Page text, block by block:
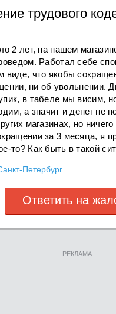
трудового
2 лет, на нашем
Работал себе
виде, что якобы
ни об увольнении.
в табеле мы висим,
а значит и денег не
магазинах, но
за 3 месяца, я
то? Как быть в такой
Петербург
Ответить на
РЕКЛАМА